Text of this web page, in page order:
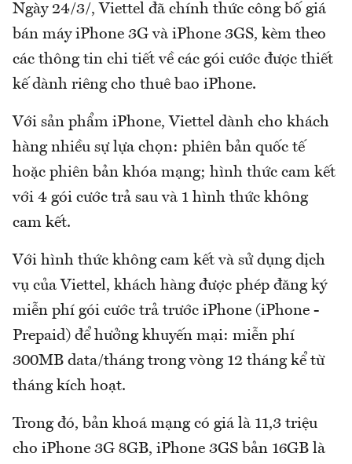
Ngày 24/3/, Viettel đã chính thức công bố giá
bán máy iPhone 3G và iPhone 3GS, kèm theo
các thông tin chi tiết về các gói cước được thiết
kế dành riêng cho thuê bao iPhone.
Với sản phẩm iPhone, Viettel dành cho khách
hàng nhiều sự lựa chọn: phiên bản quốc tế
hoặc phiên bản khóa mạng; hình thức cam kết
với 4 gói cước trả sau và 1 hình thức không
cam kết.
Với hình thức không cam kết và sử dụng dịch
vụ của Viettel, khách hàng được phép đăng ký
miễn phí gói cước trả trước iPhone (iPhone -
Prepaid) để hưởng khuyến mại: miễn phí
300MB data/tháng trong vòng 12 tháng kể từ
tháng kích hoạt.
Trong đó, bản khoá mạng có giá là 11,3 triệu
cho iPhone 3G 8GB, iPhone 3GS bản 16GB là